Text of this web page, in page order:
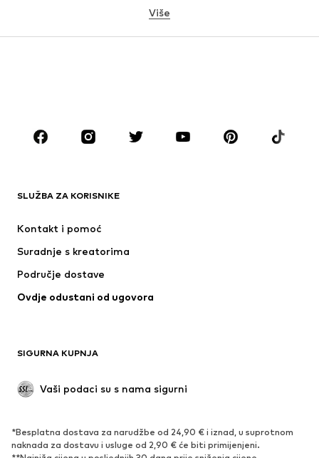
Donje rublje
Suknje
Bluze i tunike
Dodaci
Premium
Novo
Donje rublje
Kaputi
Posebne prigode
Ekskluzivno
OBUĆA
Više
SLUŽBA ZA KORISNIKE
Kontakt i pomoć
Suradnje s kreatorima
Područje dostave
Ovdje odustani od ugovora
SIGURNA KUPNJA
Vaši podaci su s nama sigurni
*Besplatna dostava za narudžbe od 24,90 € i iznad, u suprotnom
naknada za dostavu i usluge od 2,90 € će biti primijenjeni.